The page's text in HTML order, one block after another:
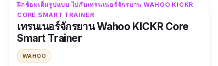
ฝึกซ้อมเต็มรูปแบบ ไปกับเทรนเนอร์จักรยาน WAHOO KICKR
CORE SMART TRAINER
เทรนเนอร์จักรยาน Wahoo KICKR Core
Smart Trainer
WAHOO